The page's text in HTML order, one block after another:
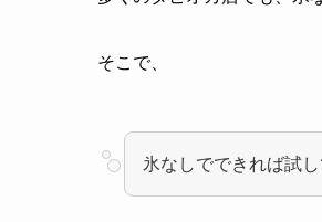
そこで、
氷なしでできれば試し